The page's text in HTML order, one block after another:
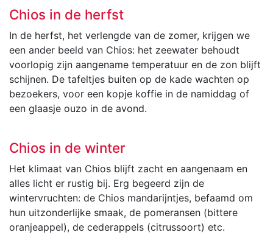
Chios in de herfst
In de herfst, het verlengde van de zomer, krijgen we
een ander beeld van Chios: het zeewater behoudt
voorlopig zijn aangename temperatuur en de zon blijft
schijnen. De tafeltjes buiten op de kade wachten op
bezoekers, voor een kopje koffie in de namiddag of
een glaasje ouzo in de avond.
Chios in de winter
Het klimaat van Chios blijft zacht en aangenaam en
alles licht er rustig bij. Erg begeerd zijn de
wintervruchten: de Chios mandarijntjes, befaamd om
hun uitzonderlijke smaak, de pomeransen (bittere
oranjeappel), de cederappels (citrussoort) etc.